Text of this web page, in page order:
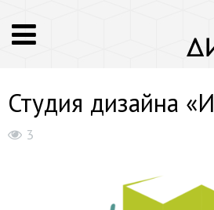
Студия дизайна
3